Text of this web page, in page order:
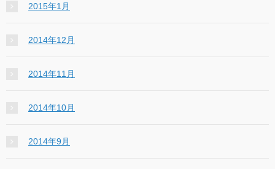
2015年1月
2014年12月
2014年11月
2014年10月
2014年9月